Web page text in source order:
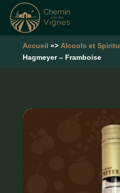
Accueil »> Alcools et
Hagmeyer – Framboise